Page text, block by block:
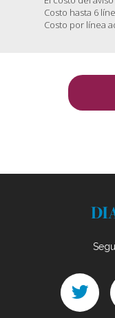
Costo hasta 6
Costo por línea